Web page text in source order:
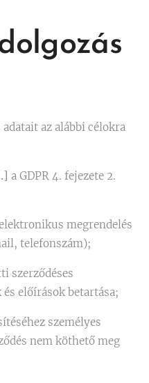
az alábbi célokra
a GDPR 4. fejezete 2.
megrendelés
telefonszám);
szerződéses
előírások betartása;
személyes
nem köthető meg